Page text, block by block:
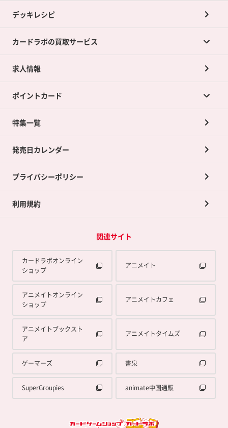
デッキレシピ
カードラボの買取サービス
カードラボの買取サービスTOP
店舗買取について
ネット買取について
買取承諾書について
求人情報
ポイントカード
ポイントカードTOP
ポイント交換景品
特集一覧
発売日カレンダー
プライバシーポリシー
利用規約
関連サイト
カードラボオンライン
ショップ
アニメイト
アニメイトオンライン
ショップ
アニメイトカフェ
アニメイトブックスト
ア
アニメイトタイムズ
ゲーマーズ 書泉
SuperGroupies animate中国通販